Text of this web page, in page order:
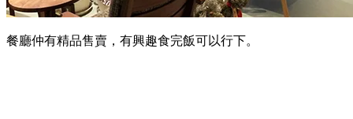
餐廳仲有精品售賣，有興趣食完飯可以行下。